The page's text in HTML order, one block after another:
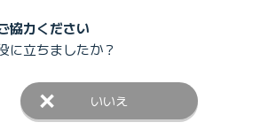
協力ください
に立ちましたか？
いいえ